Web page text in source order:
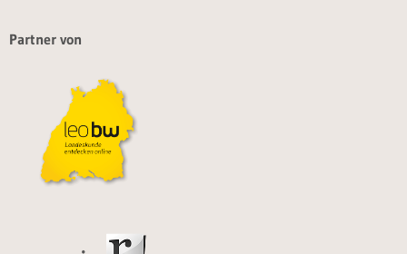
Partner von